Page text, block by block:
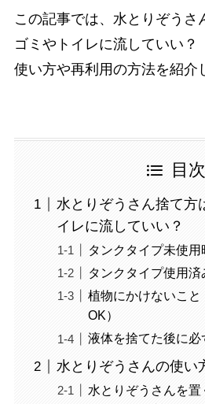
この記事では、水とりぞうさ
ゴミやトイレに流していい？
使い方や再利用の方法を紹介
目次
水とりぞうさん捨て方
イレに流していい？
タンクタイプ未使
タンクタイプ使用
植物にかけないこ
OK）
液体を捨てた後に必
水とりぞうさんの使い
水とりぞうさんを